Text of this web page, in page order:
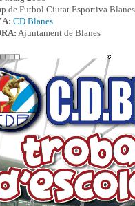
de Futbol Ciutat Esportiva Blanes
CD Blanes
Ajuntament de Blanes